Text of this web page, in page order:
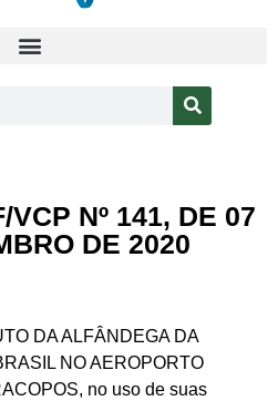
VCP Nº 141, DE 07
DE 2020
DA ALFÂNDEGA DA
NO AEROPORTO
no uso de suas